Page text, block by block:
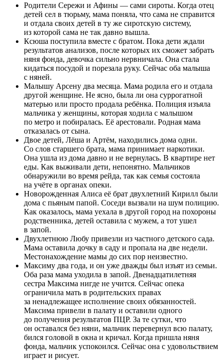
Родители Сережи и Афины — сами сироты. Когда отец
детей сел в тюрьму, мама поняла, что сама не справится
и отдала своих детей в ту же сиротскую систему,
из которой сама не так давно вышла.
Ксюша поступила вместе с братом. Пока дети ждали
результатов анализов, после которых их сможет забрать
няня фонда, девочка сильно нервничала. Она стала
кидаться посудой и порезала руку. Сейчас оба малыша
с няней.
Малышу Арсену два месяца. Мама родила его и отдала
другой женщине. Не ясно, была ли она суррогатной
матерью или просто продала ребёнка. Полиция изъяла
мальчика у женщины, которая ходила с малышом
по метро и побиралась. Её арестовали. Родная мама
отказалась от сына.
Двое детей, Лёша и Артём, находились дома одни.
Со слов старшего брата, мама принимает наркотики.
Она ушла из дома давно и не вернулась. В квартире нет
еды. Как выживали дети, непонятно. Мальчиков
обнаружили во время рейда, так как семья состояла
на учёте в органах опеки.
Новорожденная Алиса её брат двухлетний Кирилл были
дома с пьяным папой. Соседи вызвали на шум полицию.
Как оказалось, мама уехала в другой город на похороны
родственника, детей оставила с мужем, а тот ушел
в запой.
Двухлетнюю Любу привезли из частного детского сада.
Мама оставила дочку в саду и пропала на две недели.
Местонахождение мамы до сих пор неизвестно.
Максиму два года, и он уже дважды был изъят из семьи.
Оба раза мама уходила в запой. Двенадцатилетняя
сестра Максима нигде не учится. Сейчас опека
ограничила мать в родительских правах
за ненадлежащее исполнение своих обязанностей.
Максима привели в палату и оставили одного
до получения результатов ПЦР. За те сутки, что
он оставался без няни, мальчик перевернул всю палату,
бился головой в окна и кричал. Когда пришла няня
фонда, мальчик успокоился. Сейчас она с удовольствием
играет и рисует.